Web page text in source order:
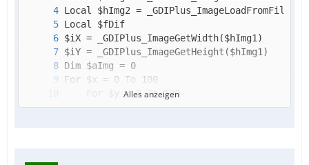
Alles anzeigen